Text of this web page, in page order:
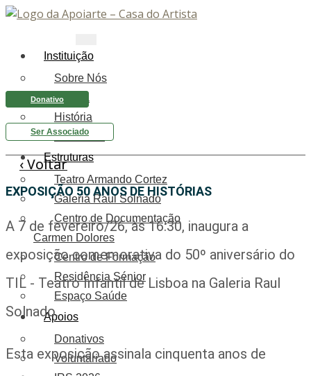
Instituição
Sobre Nós
Equipa
História
Relatórios
Estruturas
Teatro Armando Cortez
Galeria Raul Solnado
Centro de Documentação
Carmen Dolores
Centro de Formação
Residência Sénior
Espaço Saúde
Apoios
Donativos
Voluntariado
Donativo
Ser Associado
‹ Voltar
EXPOSIÇÃO 50 ANOS DE HISTÓRIAS
A 7 de fevereiro/26, às 16:30, inaugura a
exposição comemorativa do 50º aniversário do
TIL - Teatro Infantil de Lisboa na Galeria Raul
Solnado.
Esta exposição assinala cinquenta anos de